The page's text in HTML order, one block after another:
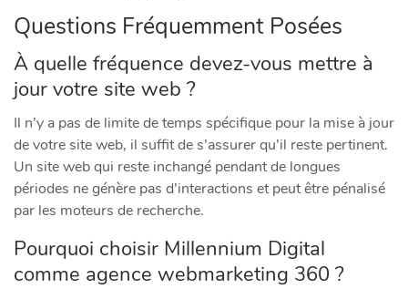
Questions Fréquemment Posées
À quelle fréquence devez-vous mettre à
jour votre site web ?
Il n’y a pas de limite de temps spécifique pour la mise à jour
de votre site web, il suffit de s’assurer qu’il reste pertinent.
Un site web qui reste inchangé pendant de longues
périodes ne génère pas d’interactions et peut être pénalisé
par les moteurs de recherche.
Pourquoi choisir Millennium Digital
comme agence webmarketing 360 ?